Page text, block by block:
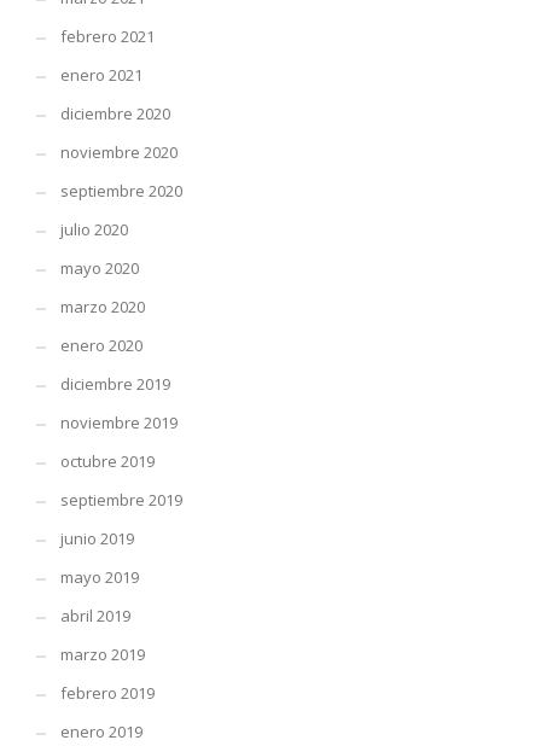
febrero 2021
enero 2021
diciembre 2020
noviembre 2020
septiembre 2020
julio 2020
mayo 2020
marzo 2020
enero 2020
diciembre 2019
noviembre 2019
octubre 2019
septiembre 2019
junio 2019
mayo 2019
abril 2019
marzo 2019
febrero 2019
enero 2019